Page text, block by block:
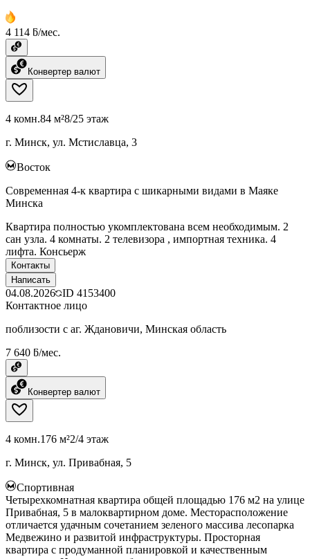
4 114 ƃ/мес.
Конвертер валют
4 комн.84 м²8/25 этаж
г. Минск, ул. Мстиславца, 3
Восток
Современная 4-к квартира с шикарными видами в Маяке
Минска
Квартира полностью укомплектована всем необходимым. 2
сан узла. 4 комнаты. 2 телевизора , импортная техника. 4
лифта. Консьерж
Контакты
Написать
04.08.2026 ID 4153400
Контактное лицо
поблизости с аг. Ждановичи, Минская область
7 640 ƃ/мес.
Конвертер валют
4 комн.176 м²2/4 этаж
г. Минск, ул. Привабная, 5
Спортивная
Четырехкомнатная квартира общей площадью 176 м2 на улице
Привабная, 5 в малоквартирном доме. Месторасположение
отличается удачным сочетанием зеленого массива лесопарка
Медвежино и развитой инфраструктуры. Просторная
квартира с продуманной планировкой и качественным